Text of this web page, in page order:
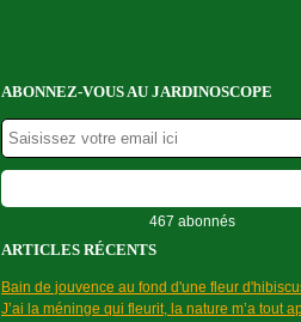
ABONNEZ-VOUS AU JARDINOSCOPE
467 abonnés
ARTICLES RÉCENTS
Bain de jouvence au fond d'une fleur
J’ai la méninge qui fleurit, la nature m’a tout